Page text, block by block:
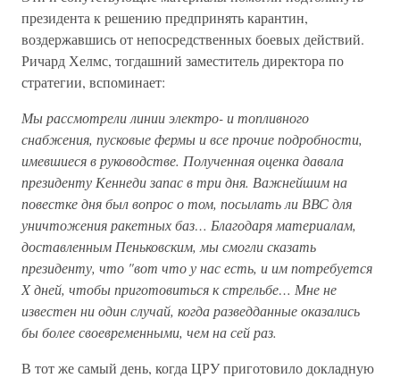
президента к решению предпринять карантин,
воздержавшись от непосредственных боевых действий.
Ричард Хелмс, тогдашний заместитель директора по
стратегии, вспоминает:
Мы рассмотрели линии электро- и топливного
снабжения, пусковые фермы и все прочие подробности,
имевшиеся в руководстве. Полученная оценка давала
президенту Кеннеди запас в три дня. Важнейшим на
повестке дня был вопрос о том, посылать ли ВВС для
уничтожения ракетных баз… Благодаря материалам,
доставленным Пеньковским, мы смогли сказать
президенту, что "вот что у нас есть, и им потребуется
X дней, чтобы приготовиться к стрельбе… Мне не
известен ни один случай, когда разведданные оказались
бы более своевременными, чем на сей раз.
В тот же самый день, когда ЦРУ приготовило докладную